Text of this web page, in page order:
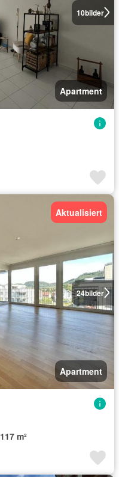
10bilder
Apartment
24bilder
Aktualisiert
Apartment
117 m²